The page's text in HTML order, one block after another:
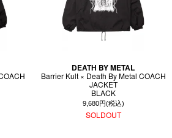
DEATH BY METAL
Barrier Kult × Death By Metal COACH
JACKET
BLACK
9,680円(税込)
SOLDOUT